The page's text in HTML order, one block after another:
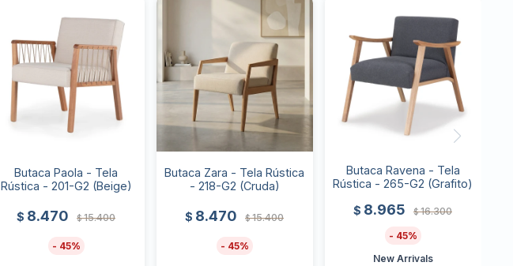
Butaca Paola - Tela
Rústica - 201-G2 (Beige)
$ 8.470 $ 15.400
45
Butaca Zara - Tela Rústica
- 218-G2 (Cruda)
$ 8.470 $ 15.400
45
Butaca Ravena - Tela
Rústica - 265-G2 (Grafito)
$ 8.965 $ 16.300
45
New Arrivals